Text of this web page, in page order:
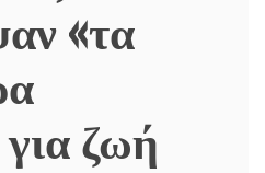
«τα
για ζωή